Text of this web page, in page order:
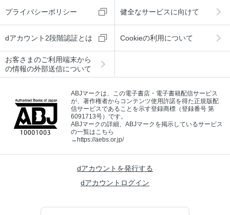
プライバシーポリシー 健全なサービスに向けて
dアカウント2段階認証とは Cookieの利用について
お客さまのご利用端末から
の情報の外部送信について
ABJマークは、この電子書店・電子書籍配信サービス
が、著作権者からコンテンツ使用許諾を得た正規版配
信サービスであることを示す登録商標（登録番号 第
6091713号）です。
ABJマークの詳細、ABJマークを掲示しているサービス
の一覧はこちら
→ https://aebs.or.jp/
dアカウントを発行する
dアカウントログイン